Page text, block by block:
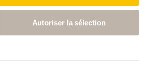
Autoriser la sélection